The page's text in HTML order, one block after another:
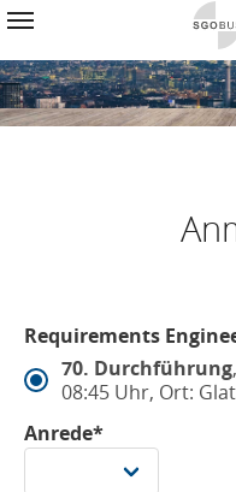
Zum Hauptinhalt springen
Navigationsblock
Toggle navigation
Requirements
70. Durchführung
08:45 Uhr, Ort:
Anrede*